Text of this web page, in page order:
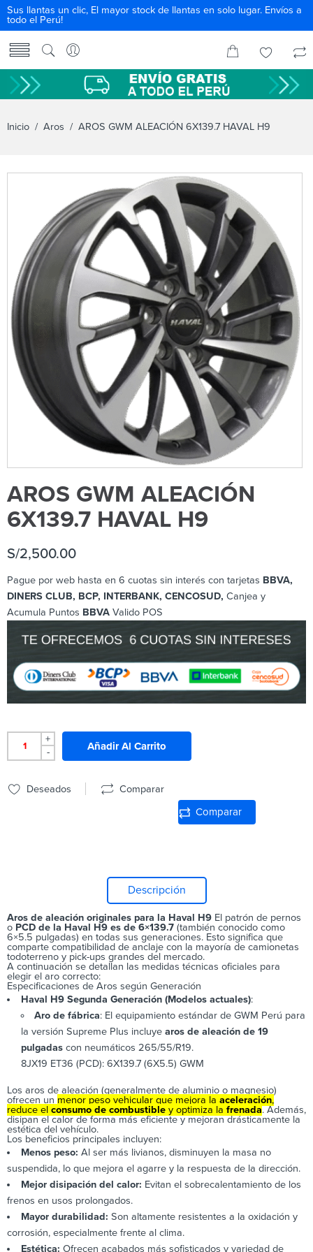
Sus llantas un clic, El mayor stock de llantas en solo lugar. Envíos a
todo el Perú!
Inicio / Aros / AROS GWM ALEACIÓN 6X139.7 HAVAL H9
AROS GWM ALEACIÓN
6X139.7 HAVAL H9
S/2,500.00
Pague por web hasta en 6 cuotas sin interés con tarjetas BBVA,
DINERS CLUB, BCP, INTERBANK, CENCOSUD, Canjea y
Acumula Puntos BBVA Valido POS
+
-
Añadir Al Carrito
Deseados Comparar
Comparar
Descripción
Aros de aleación originales para la Haval H9 El patrón de pernos
o PCD de la Haval H9 es de 6×139.7 (también conocido como
6×5.5 pulgadas) en todas sus generaciones. Esto significa que
comparte compatibilidad de anclaje con la mayoría de camionetas
todoterreno y pick-ups grandes del mercado.
A continuación se detallan las medidas técnicas oficiales para
elegir el aro correcto:
Especificaciones de Aros según Generación
Haval H9 Segunda Generación (Modelos actuales):
Aro de fábrica: El equipamiento estándar deGWM Perú para
la versión Supreme Plus incluye aros de aleación de 19
pulgadascon neumáticos 265/55/R19.
8JX19 ET36 (PCD): 6X139.7 (6X5.5) GWM
Los aros de aleación (generalmente de aluminio o magnesio)
ofrecen un menor peso vehicular que mejora la aceleración,
reduce el consumo de combustible y optimiza la frenada. Además,
disipan el calor de forma más eficiente y mejoran drásticamente la
estética del vehículo.
Los beneficios principales incluyen:
Menos peso: Al ser más livianos, disminuyen la masa no
suspendida, lo que mejora el agarre y la respuesta de la dirección.
Mejor disipación del calor: Evitan el sobrecalentamiento de los
frenos en usos prolongados.
Mayor durabilidad: Son altamente resistentes a la oxidación y
corrosión, especialmente frente al clima.
Estética: Ofrecen acabados más sofisticados y variedad de